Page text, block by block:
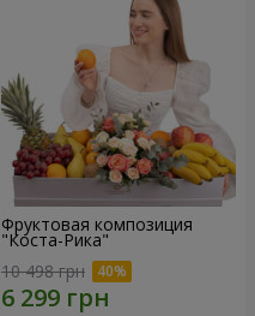
Фруктовая композиция
"Коста-Рика"
10 498 грн